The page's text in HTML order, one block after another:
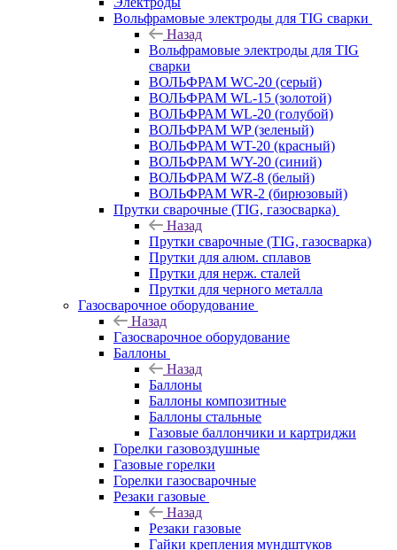
Вольфрамовые электроды для TIG сварки
Назад
Вольфрамовые электроды для TIG
сварки
ВОЛЬФРАМ WC-20 (серый)
ВОЛЬФРАМ WL-15 (золотой)
ВОЛЬФРАМ WL-20 (голубой)
ВОЛЬФРАМ WP (зеленый)
ВОЛЬФРАМ WT-20 (красный)
ВОЛЬФРАМ WY-20 (синий)
ВОЛЬФРАМ WZ-8 (белый)
ВОЛЬФРАМ WR-2 (бирюзовый)
Прутки сварочные (TIG, газосварка)
Назад
Прутки сварочные (TIG, газосварка)
Прутки для алюм. сплавов
Прутки для нерж. сталей
Прутки для черного металла
Газосварочное оборудование
Назад
Газосварочное оборудование
Баллоны
Назад
Баллоны
Баллоны композитные
Баллоны стальные
Газовые баллончики и картриджи
Горелки газовоздушные
Газовые горелки
Горелки газосварочные
Резаки газовые
Назад
Резаки газовые
Гайки крепления мундштуков